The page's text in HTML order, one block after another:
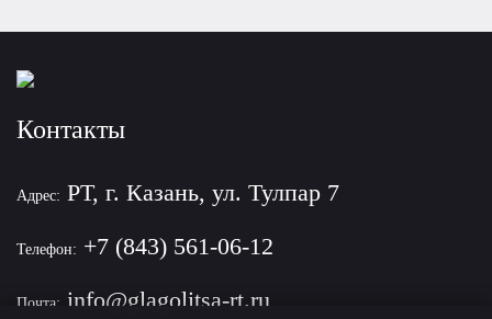
Контакты
Адрес: РТ, г. Казань, ул. Тулпар 7
Телефон: +7 (843) 561-06-12
Почта: info@glagolitsa-rt.ru